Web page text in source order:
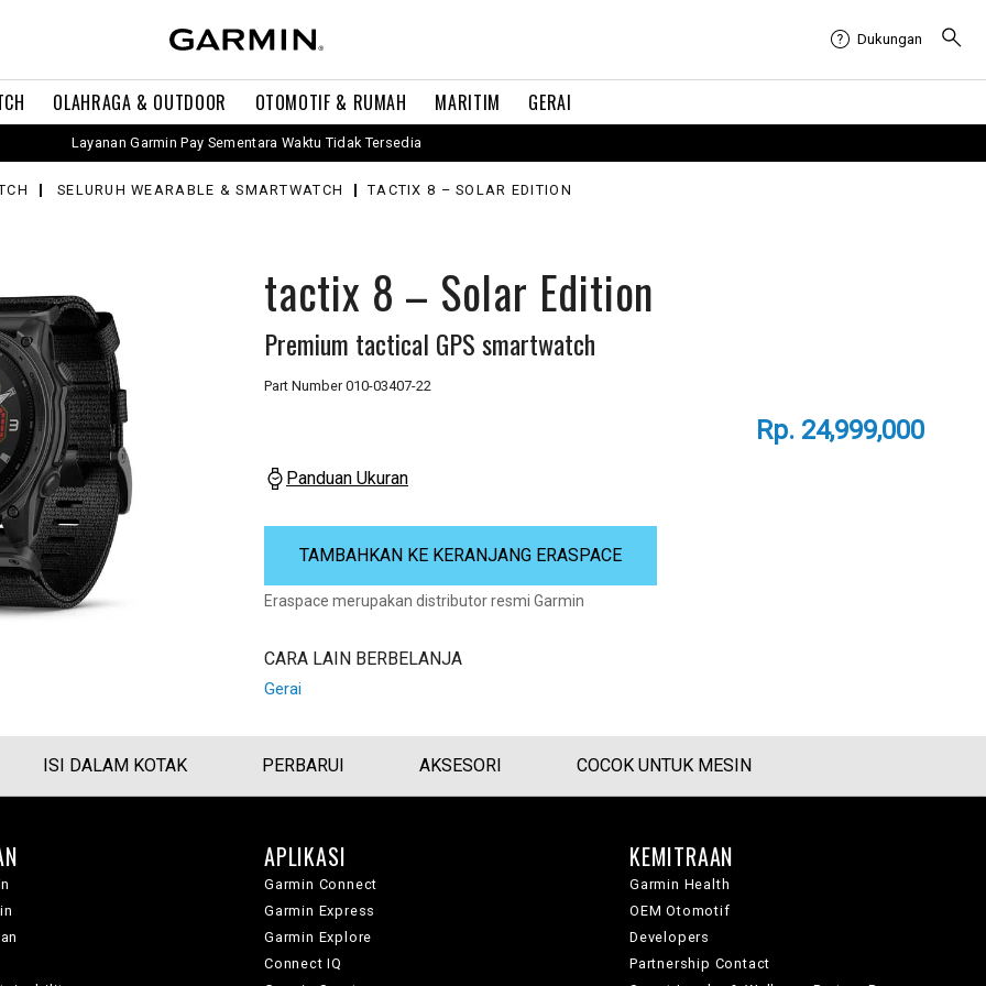
OLAHRAGA & OUTDOOR OTOMOTIF & RUMAH MARITIM GERAI
Dukungan
Layanan Garmin Pay Sementara Waktu Tidak Tersedia
SELURUH WEARABLE & SMARTWATCH TACTIX 8 – SOLAR EDITION
tactix 8 – Solar Edition
Premium tactical GPS smartwatch
Part Number010-03407-22
Rp. 24,999,000
Panduan Ukuran
TAMBAHKAN KE KERANJANG ERASPACE
Eraspace merupakan distributor resmi Garmin
CARA LAIN BERBELANJA
Gerai
ISI DALAM KOTAK PERBARUI AKSESORI COCOK UNTUK MESIN
APLIKASI
Garmin Connect
Garmin Express
Garmin Explore
Connect IQ
KEMITRAAN
Garmin Health
OEM Otomotif
Developers
Partnership Contact